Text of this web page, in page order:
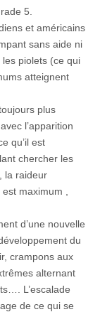
5.
et américains
sans aide ni
piolets (ce qui
atteignent
plus
l’apparition
qu’il est
chercher les
la raideur
maximum ,
d’une nouvelle
du
crampons aux
alternant
L’escalade
de ce qui se